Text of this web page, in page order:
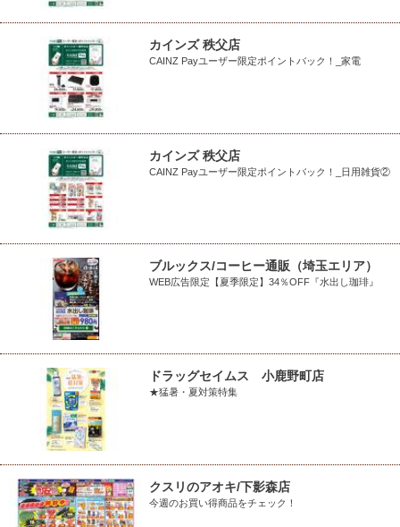
カインズ 秩父店
CAINZ Payユーザー限定ポイントバック！_家電
カインズ 秩父店
CAINZ Payユーザー限定ポイントバック！_日用雑貨②
ブルックス/コーヒー通販（埼玉エリア）
WEB広告限定【夏季限定】34％OFF『水出し珈琲』
ドラッグセイムス 小鹿野町店
★猛暑・夏対策特集
クスリのアオキ/下影森店
今週のお買い得商品をチェック！